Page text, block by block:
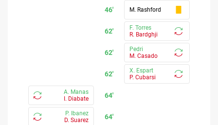
46' M. Rashford
62'
F. Torres
R. Bardghji
62'
Pedri
M. Casado
62'
X. Espart
P. Cubarsi
64'
A. Manas
I. Diabate
64'
P. Ibanez
D. Suarez